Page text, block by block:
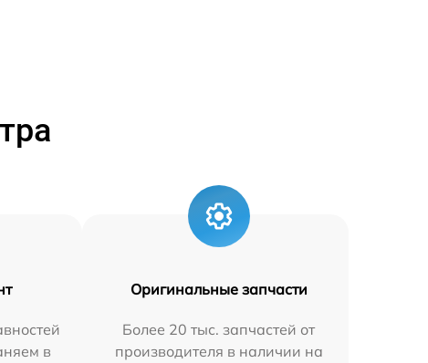
в
Оригинальные запчасти
Более 20 тыс. запчастей от
производителя в наличии на